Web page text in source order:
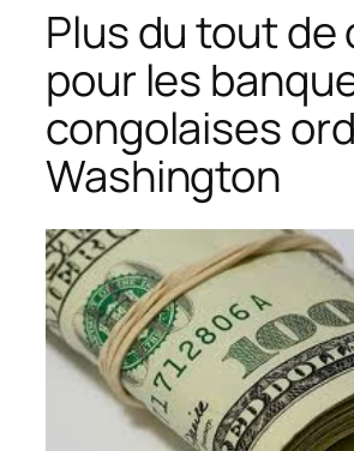
Plus du tout de
pour les
congolaises
Washington